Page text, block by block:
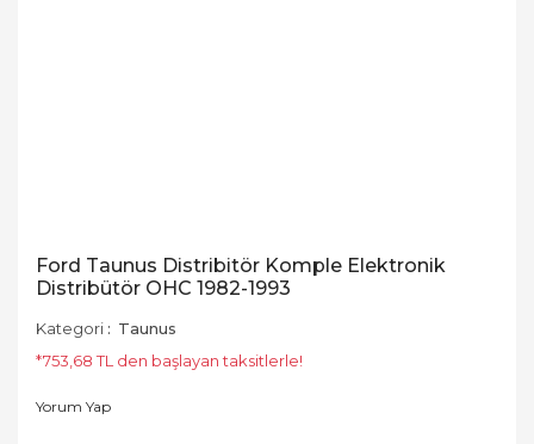
Ford Taunus Distribitör Komple Elektronik
Distribütör OHC 1982-1993
Kategori
Taunus
*753,68 TL den başlayan taksitlerle!
Yorum Yap